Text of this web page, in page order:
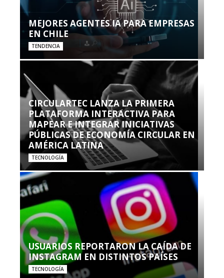
MEJORES AGENTES IA PARA EMPRESAS
EN CHILE
TENDENCIA
CIRCULARTEC LANZA LA PRIMERA
PLATAFORMA INTERACTIVA PARA
MAPEAR E INTEGRAR INICIATIVAS
PÚBLICAS DE ECONOMÍA CIRCULAR EN
AMÉRICA LATINA
TECNOLOGÍA
USUARIOS REPORTARON LA CAÍDA DE
INSTAGRAM EN DISTINTOS PAÍSES
TECNOLOGÍA